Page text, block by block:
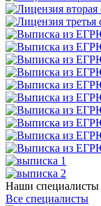
Наши специалисты
Все специалисты